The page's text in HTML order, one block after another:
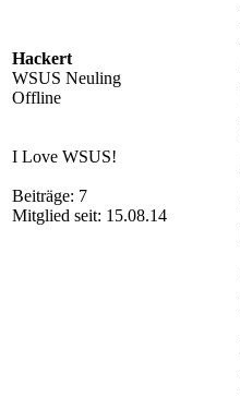
Hackert
WSUS Neuling
Offline
I Love WSUS!
Beiträge: 7
Mitglied seit: 15.08.14